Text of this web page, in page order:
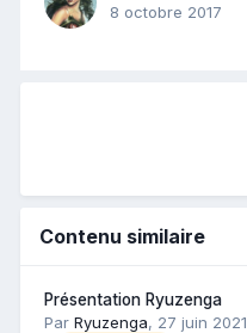
8 octobre 2017
Contenu similaire
Présentation Ryuzenga
Par Ryuzenga, 27 juin 2021